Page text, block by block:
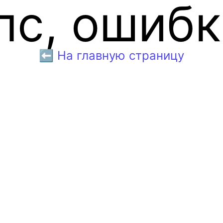
⬅️ На главную страницу